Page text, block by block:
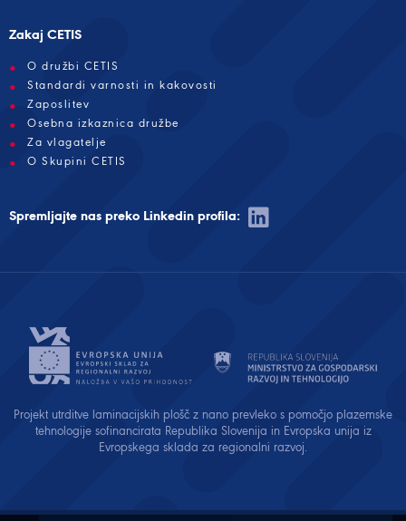
Zakaj CETIS
O družbi CETIS
Standardi varnosti in kakovosti
Zaposlitev
Osebna izkaznica družbe
Za vlagatelje
O Skupini CETIS
Spremljajte nas preko Linkedin profila:
Projekt utrditve laminacijskih plošč z nano prevleko s pomočjo plazemske
tehnologije sofinancirata Republika Slovenija in Evropska unija iz
Evropskega sklada za regionalni razvoj.